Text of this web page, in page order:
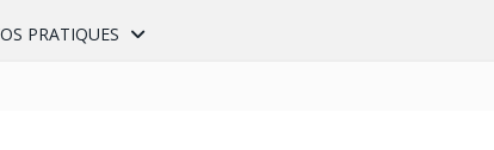
PRATIQUES